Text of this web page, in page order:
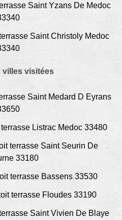
Saint Yzans De Medoc
Saint Christoly Medoc
villes visitées
Saint Medard D Eyrans
Listrac Medoc 33480
terrasse Saint Seurin De
33180
terrasse Bassens 33530
terrasse Floudes 33190
Saint Vivien De Blaye